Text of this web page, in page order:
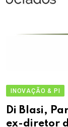
INOVAÇÃO & PI
Di Blasi,
ex-diretor